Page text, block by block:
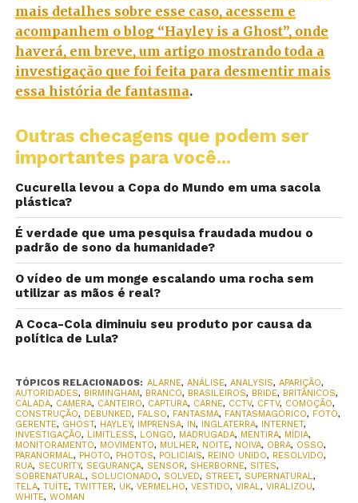
mais detalhes sobre esse caso, acessem e
acompanhem o blog “Hayley is a Ghost”, onde
haverá, em breve, um artigo mostrando toda a
investigação que foi feita para desmentir mais
essa história de fantasma.
Outras checagens que podem ser
importantes para você...
Cucurella levou a Copa do Mundo em uma sacola
plástica?
É verdade que uma pesquisa fraudada mudou o
padrão de sono da humanidade?
O vídeo de um monge escalando uma rocha sem
utilizar as mãos é real?
A Coca-Cola diminuiu seu produto por causa da
política de Lula?
TÓPICOS RELACIONADOS: ALARNE, ANÁLISE, ANALYSIS, APARIÇÃO,
AUTORIDADES, BIRMINGHAM, BRANCO, BRASILEIROS, BRIDE, BRITÂNICOS,
CALADA, CAMERA, CANTEIRO, CAPTURA, CARNE, CCTV, CFTV, COMOÇÃO,
CONSTRUÇÃO, DEBUNKED, FALSO, FANTASMA, FANTASMAGÓRICO, FOTO,
GERENTE, GHOST, HAYLEY, IMPRENSA, IN, INGLATERRA, INTERNET,
INVESTIGAÇÃO, LIMITLESS, LONGO, MADRUGADA, MENTIRA, MÍDIA,
MONITORAMENTO, MOVIMENTO, MULHER, NOITE, NOIVA, OBRA, OSSO,
PARANORMAL, PHOTO, PHOTOS, POLICIAIS, REINO UNIDO, RESOLVIDO,
RUA, SECURITY, SEGURANÇA, SENSOR, SHERBORNE, SITES,
SOBRENATURAL, SOLUCIONADO, SOLVED, STREET, SUPERNATURAL,
TELA, TUÍTE, TWITTER, UK, VERMELHO, VESTIDO, VIRAL, VIRALIZOU,
WHITE, WOMAN